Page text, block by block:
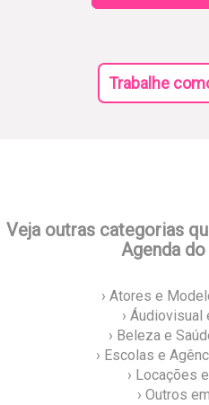
Trabalhe
Veja outras categorias
Agenda
› Atores e
› Áudiovisual
› Beleza e
› Escolas e
› Locações
› Outros